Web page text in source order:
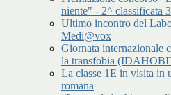
niente" - 2^ classificata
Ultimo incontro del
Medi@vox
Giornata internazionale
la transfobia
La classe 1E in visita in
romana